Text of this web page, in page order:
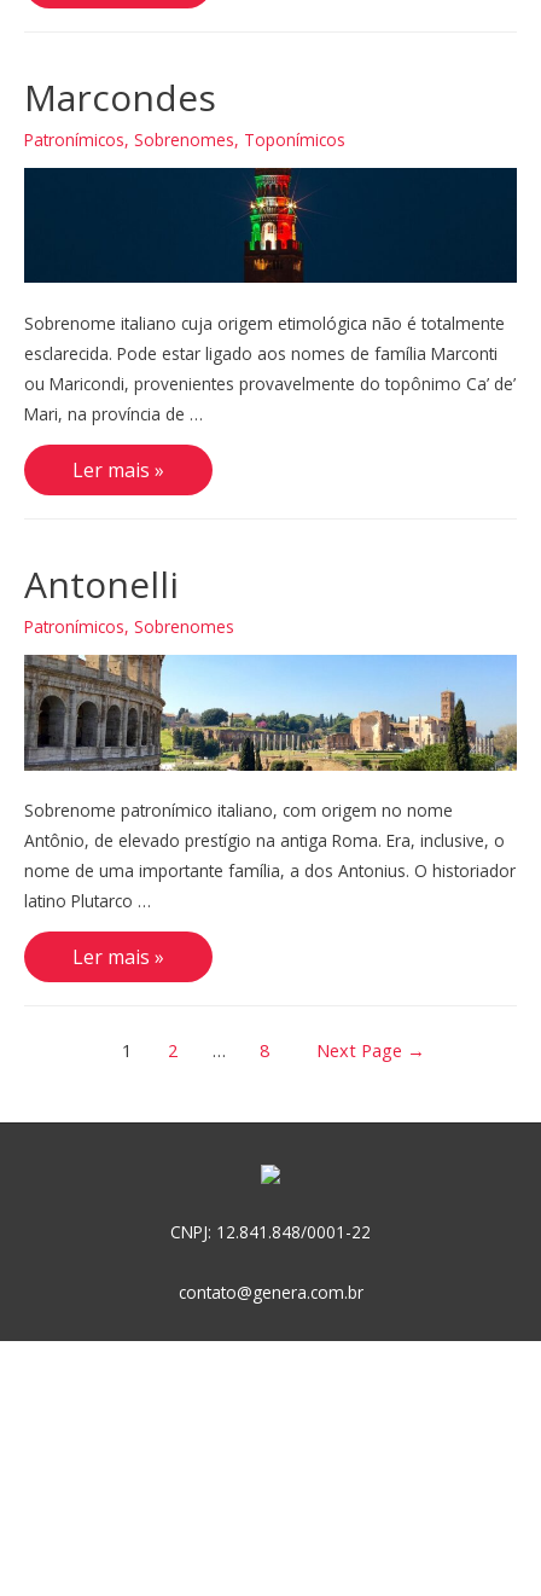
Di
Marcondes
Patronímicos, Sobrenomes, Toponímicos
Sobrenome italiano cuja origem etimológica não é totalmente
esclarecida. Pode estar ligado aos nomes de família Marconti
ou Maricondi, provenientes provavelmente do topônimo Ca’ de’
Mari, na província de …
Marcondes
Ler mais »
Antonelli
Patronímicos, Sobrenomes
Sobrenome patronímico italiano, com origem no nome
Antônio, de elevado prestígio na antiga Roma. Era, inclusive, o
nome de uma importante família, a dos Antonius. O historiador
latino Plutarco …
Antonelli
Ler mais »
Paginação
posts
1 2 … 8 Next Page →
CNPJ: 12.841.848/0001-22
contato@genera.com.br